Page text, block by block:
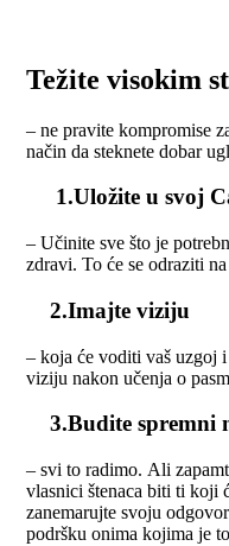
Težite visokim
– ne pravite kompromise
način da steknete dobar
1.Uložite u svoj
– Učinite sve što je
zdravi. To će se odraziti na
2.Imajte viziju
– koja će voditi vaš uzgoj
viziju nakon učenja o
3.Budite spremni
– svi to radimo. Ali
vlasnici štenaca biti ti koji
zanemarujte svoju
podršku onima kojima je